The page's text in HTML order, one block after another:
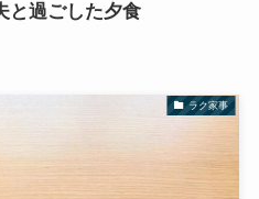
と過ごした夕食
ラク家事